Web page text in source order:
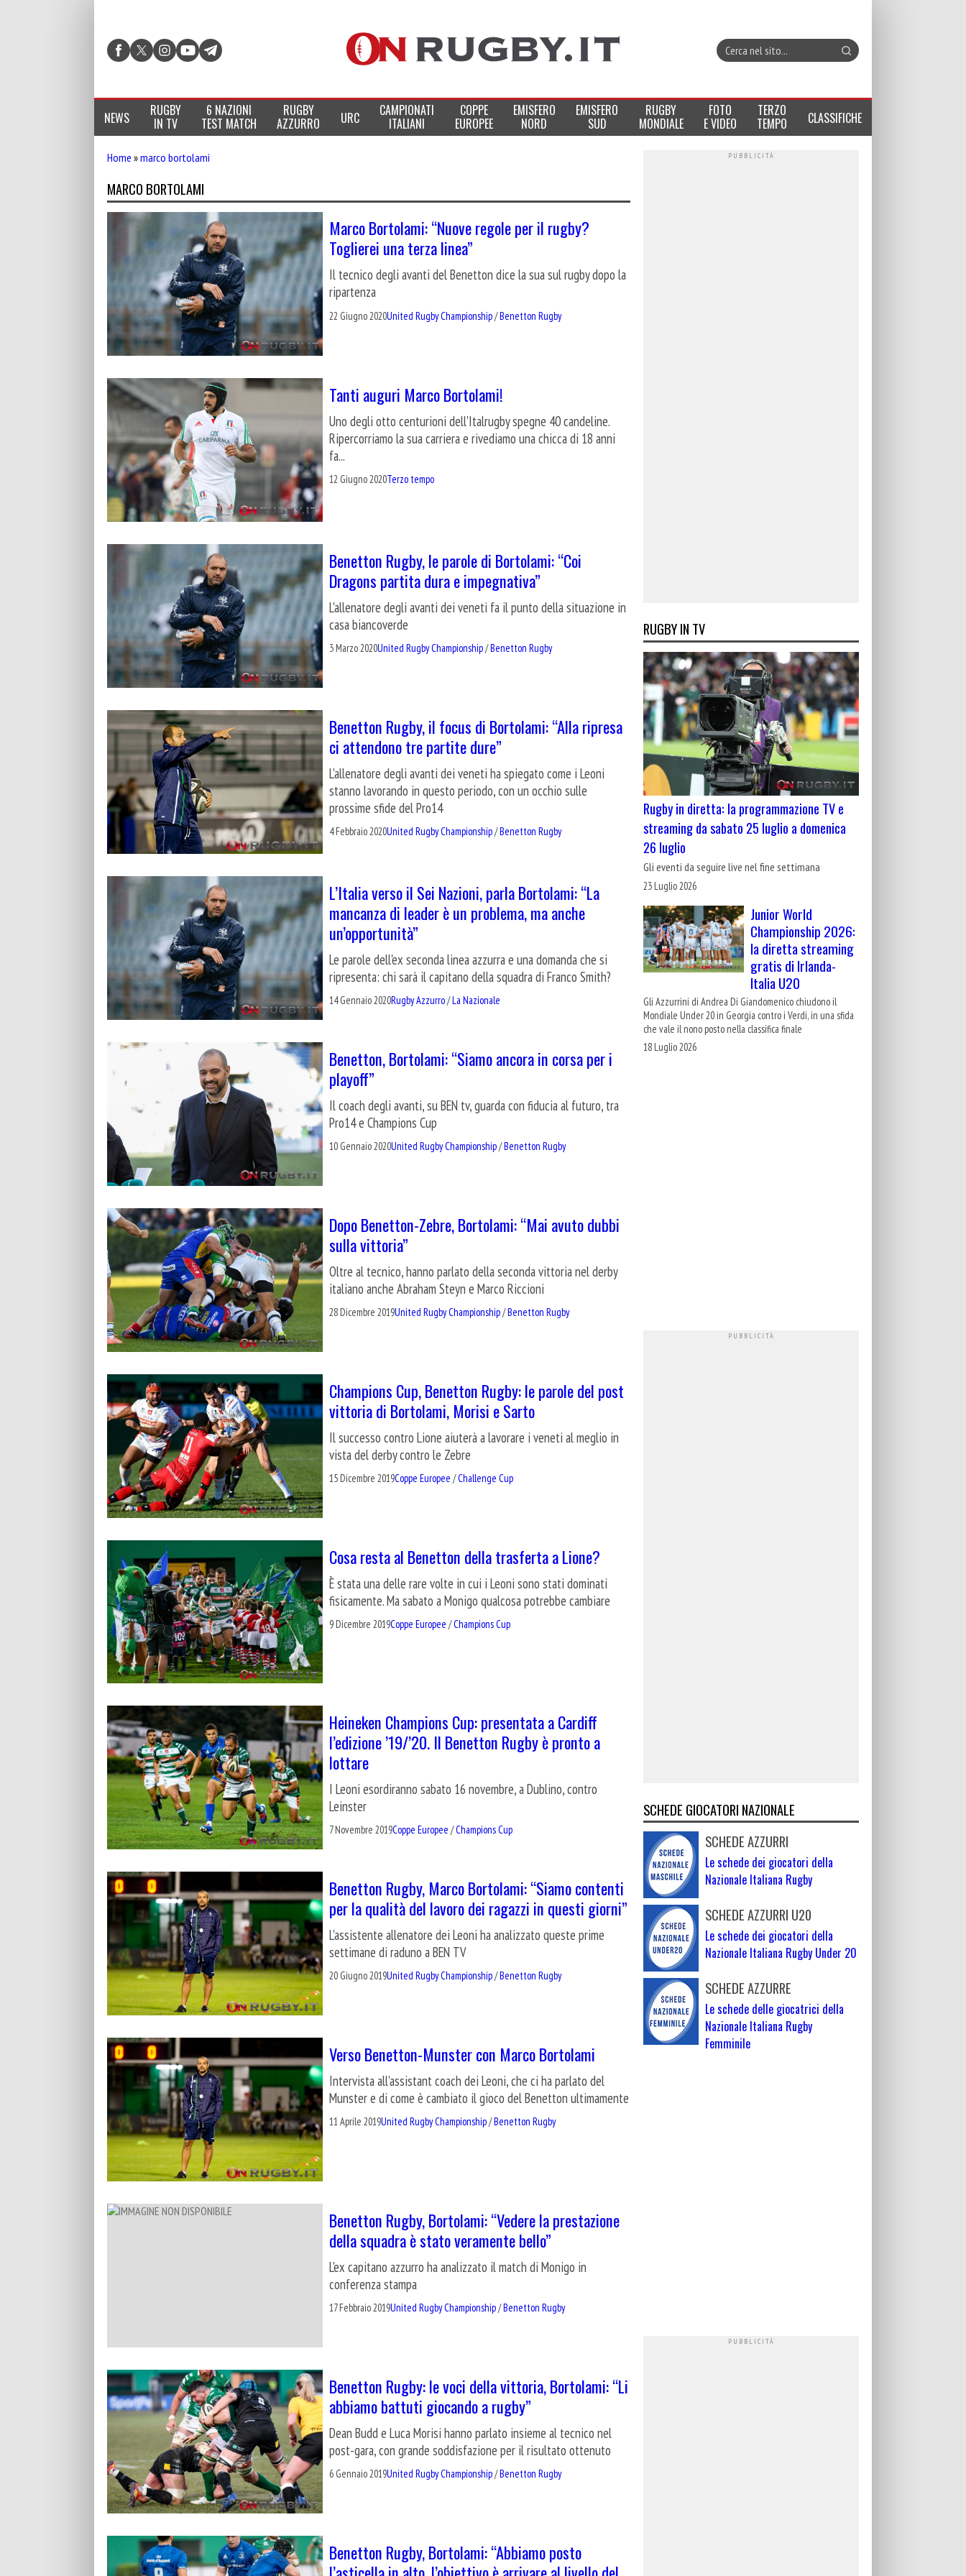
NEWS RUGBY
IN TV
6 NAZIONI
TEST MATCH
RUGBY
AZZURRO URC CAMPIONATI
ITALIANI
COPPE
EUROPEE
EMISFERO
NORD
EMISFERO
SUD
RUGBY
MONDIALE
FOTO
E VIDEO
TERZO
TEMPO CLASSIFICHE
Home »marco bortolami
MARCO BORTOLAMI
Marco Bortolami: “Nuove regole per il rugby?
Toglierei una terza linea”
Il tecnico degli avanti del Benetton dice la sua sul rugby dopo la
ripartenza
22 Giugno 2020United Rugby Championship/Benetton Rugby
Tanti auguri Marco Bortolami!
Uno degli otto centurioni dell'Italrugby spegne 40 candeline.
Ripercorriamo la sua carriera e rivediamo una chicca di 18 anni
fa...
12 Giugno 2020Terzo tempo
Benetton Rugby, le parole di Bortolami: “Coi
Dragons partita dura e impegnativa”
L'allenatore degli avanti dei veneti fa il punto della situazione in
casa biancoverde
3 Marzo 2020United Rugby Championship/Benetton Rugby
Benetton Rugby, il focus di Bortolami: “Alla ripresa
ci attendono tre partite dure”
L'allenatore degli avanti dei veneti ha spiegato come i Leoni
stanno lavorando in questo periodo, con un occhio sulle
prossime sfide del Pro14
4 Febbraio 2020United Rugby Championship/Benetton Rugby
L’Italia verso il Sei Nazioni, parla Bortolami: “La
mancanza di leader è un problema, ma anche
un’opportunità”
Le parole dell'ex seconda linea azzurra e una domanda che si
ripresenta: chi sarà il capitano della squadra di Franco Smith?
14 Gennaio 2020Rugby Azzurro/La Nazionale
Benetton, Bortolami: “Siamo ancora in corsa per i
playoff”
Il coach degli avanti, su BEN tv, guarda con fiducia al futuro, tra
Pro14 e Champions Cup
10 Gennaio 2020United Rugby Championship/Benetton Rugby
Dopo Benetton-Zebre, Bortolami: “Mai avuto dubbi
sulla vittoria”
Oltre al tecnico, hanno parlato della seconda vittoria nel derby
italiano anche Abraham Steyn e Marco Riccioni
28 Dicembre 2019United Rugby Championship/Benetton Rugby
Champions Cup, Benetton Rugby: le parole del post
vittoria di Bortolami, Morisi e Sarto
Il successo contro Lione aiuterà a lavorare i veneti al meglio in
vista del derby contro le Zebre
15 Dicembre 2019Coppe Europee /Challenge Cup
Cosa resta al Benetton della trasferta a Lione?
È stata una delle rare volte in cui i Leoni sono stati dominati
fisicamente. Ma sabato a Monigo qualcosa potrebbe cambiare
9 Dicembre 2019Coppe Europee /Champions Cup
Heineken Champions Cup: presentata a Cardiff
l’edizione ’19/’20. Il Benetton Rugby è pronto a
lottare
I Leoni esordiranno sabato 16 novembre, a Dublino, contro
Leinster
7 Novembre 2019Coppe Europee /Champions Cup
Benetton Rugby, Marco Bortolami: “Siamo contenti
per la qualità del lavoro dei ragazzi in questi giorni”
L'assistente allenatore dei Leoni ha analizzato queste prime
settimane di raduno a BEN TV
20 Giugno 2019United Rugby Championship/Benetton Rugby
Verso Benetton-Munster con Marco Bortolami
Intervista all'assistant coach dei Leoni, che ci ha parlato del
Munster e di come è cambiato il gioco del Benetton ultimamente
11 Aprile 2019United Rugby Championship/Benetton Rugby
Benetton Rugby, Bortolami: “Vedere la prestazione
della squadra è stato veramente bello”
L'ex capitano azzurro ha analizzato il match di Monigo in
conferenza stampa
17 Febbraio 2019United Rugby Championship/Benetton Rugby
Benetton Rugby: le voci della vittoria, Bortolami: “Li
abbiamo battuti giocando a rugby”
Dean Budd e Luca Morisi hanno parlato insieme al tecnico nel
post-gara, con grande soddisfazione per il risultato ottenuto
6 Gennaio 2019United Rugby Championship/Benetton Rugby
Benetton Rugby, Bortolami: “Abbiamo posto
RUGBY IN TV
Rugby in diretta: la programmazione TV e
streaming da sabato 25 luglio a domenica
26 luglio
Gli eventi da seguire live nel fine settimana
23 Luglio 2026
Junior World
Championship 2026:
la diretta streaming
gratis di Irlanda-
Italia U20
Gli Azzurrini di Andrea Di Giandomenico chiudono il
Mondiale Under 20 in Georgia contro i Verdi, in una sfida
che vale il nono posto nella classifica finale
18 Luglio 2026
SCHEDE GIOCATORI NAZIONALE
SCHEDE AZZURRI
Le schede dei giocatori della
Nazionale Italiana Rugby
SCHEDE AZZURRI U20
Le schede dei giocatori della
Nazionale Italiana Rugby Under 20
SCHEDE AZZURRE
Le schede delle giocatrici della
Nazionale Italiana Rugby
Femminile